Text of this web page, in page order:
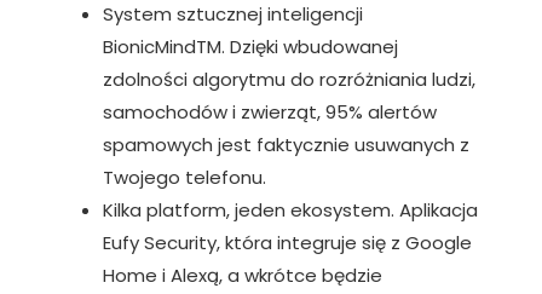
System sztucznej inteligencji
BionicMindTM. Dzięki wbudowanej
zdolności algorytmu do rozróżniania ludzi,
samochodów i zwierząt, 95% alertów
spamowych jest faktycznie usuwanych z
Twojego telefonu.
Kilka platform, jeden ekosystem. Aplikacja
Eufy Security, która integruje się z Google
Home i Alexą, a wkrótce będzie